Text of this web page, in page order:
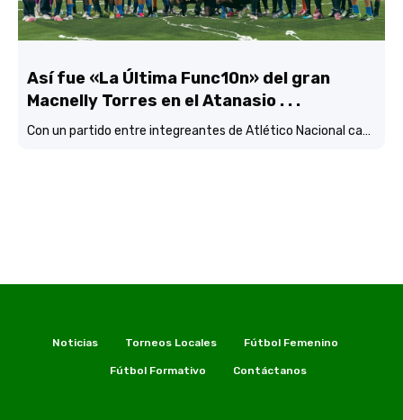
Así fue «La Última Func10n» del gran
Macnelly Torres en el Atanasio . . .
Con un partido entre integreantes de Atlético Nacional campéon continental
Noticias Torneos Locales Fútbol Femenino
Fútbol Formativo Contáctanos